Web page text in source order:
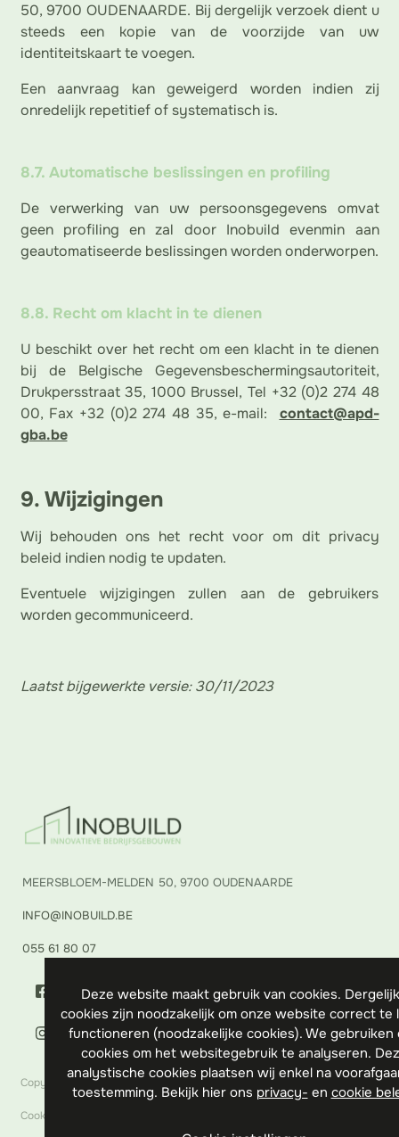
50, 9700 OUDENAARDE. Bij dergelijk verzoek dient u
steeds een kopie van de voorzijde van uw
identiteitskaart te voegen.
Een aanvraag kan geweigerd worden indien zij
onredelijk repetitief of systematisch is.
8.7. Automatische beslissingen en profiling
De verwerking van uw persoonsgegevens omvat
geen profiling en zal door Inobuild evenmin aan
geautomatiseerde beslissingen worden onderworpen.
8.8. Recht om klacht in te dienen
U beschikt over het recht om een klacht in te dienen
bij de Belgische Gegevensbeschermingsautoriteit,
Drukpersstraat 35, 1000 Brussel, Tel +32 (0)2 274 48
00, Fax +32 (0)2 274 48 35, e-mail: contact@apd-
gba.be
9. Wijzigingen
Wij behouden ons het recht voor om dit privacy
beleid indien nodig te updaten.
Eventuele wijzigingen zullen aan de gebruikers
worden gecommuniceerd.
Laatst bijgewerkte versie: 30/11/2023
MEERSBLOEM-MELDEN 50, 9700 OUDENAARDE
INFO@INOBUILD.BE
055 61 80 07
Copyright © 2026
Cookies
Deze website maakt gebruik van cookies.
cookies zijn noodzakelijk om onze website correct te
functioneren (noodzakelijke cookies). We gebruiken
cookies om het websitegebruik te analyseren.
analystische cookies plaatsen wij enkel na
toestemming. Bekijk hier ons privacy- en cookie